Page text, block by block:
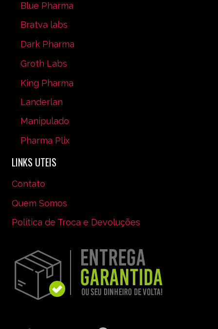
Blue Pharma
Bratva labs
Dark Pharma
Groth Labs
King Pharma
Landerlan
Manipulado
Pharma Plix
LINKS UTEIS
Contato
Quem Somos
Política de Troca e Devoluções